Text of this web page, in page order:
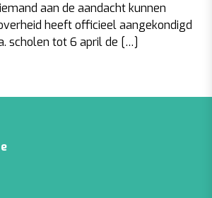
aan de aandacht kunnen
heeft officieel aangekondigd
scholen tot 6 april de […]